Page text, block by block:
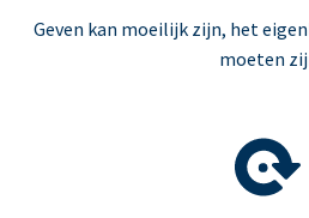
Geven kan moeilijk zijn, het
moeten